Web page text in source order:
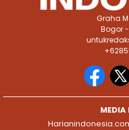
Graha
Bogor
MEDIA